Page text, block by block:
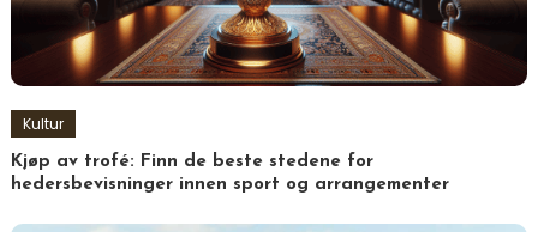
Kultur
Kjøp av trofé: Finn de beste stedene for
hedersbevisninger innen sport og arrangementer